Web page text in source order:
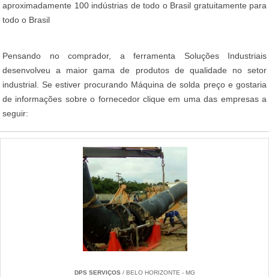
aproximadamente 100 indústrias de todo o Brasil gratuitamente para
todo o Brasil
Pensando no comprador, a ferramenta Soluções Industriais
desenvolveu a maior gama de produtos de qualidade no setor
industrial. Se estiver procurando Máquina de solda preço e gostaria
de informações sobre o fornecedor clique em uma das empresas a
seguir:
DPS SERVIÇOS/ BELO HORIZONTE - MG